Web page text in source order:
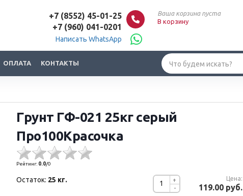
+7 (8552) 45-01-25
+7 (960) 041-0201
Написать WhatsApp
Ваша корзина пуста
В корзину
ОПЛАТА КОНТАКТЫ
Грунт ГФ-021 25кг серый
Про100Красочка
Рейтинг: 0.0/0
-
+ Цена:
119.00 руб.
Остаток: 25 кг.